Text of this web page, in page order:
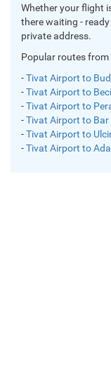
Whether your flight
there waiting -
private address.
Popular routes
-Tivat Airport to
-Tivat Airport to
-Tivat Airport to
-Tivat Airport to Bar
-Tivat Airport to
-Tivat Airport to